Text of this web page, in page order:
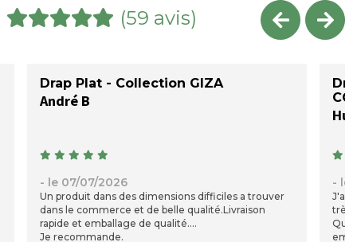
(59 avis)
Drap Plat - Collection GIZA
André B
- le 07/07/2026
Un produit dans des dimensions difficiles a trouver
dans le commerce et de belle qualité.Livraison
rapide et emballage de qualité.
Je recommande.
- le
J'ai
très